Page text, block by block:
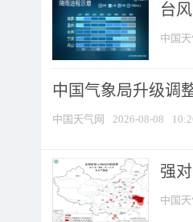
台
中国天
中国气象局升级调
中国天气网 2026-08-08
强
中国天